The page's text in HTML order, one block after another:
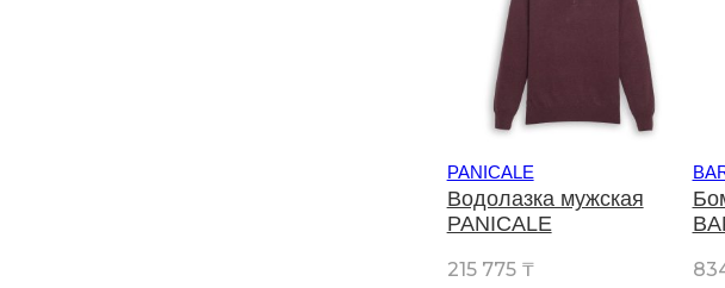
PANICALE
Водолазка мужская
PANICALE
215 775 ₸